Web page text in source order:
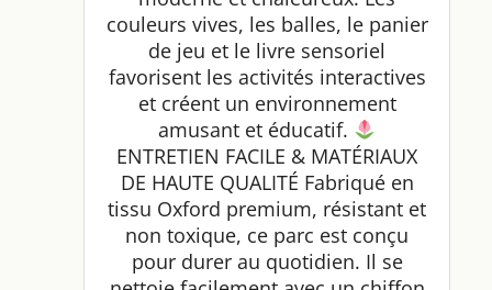
couleurs vives, les balles, le panier
de jeu et le livre sensoriel
favorisent les activités interactives
et créent un environnement
amusant et éducatif.
ENTRETIEN FACILE & MATÉRIAUX
DE HAUTE QUALITÉ Fabriqué en
tissu Oxford premium, résistant et
non toxique, ce parc est conçu
pour durer au quotidien. Il se